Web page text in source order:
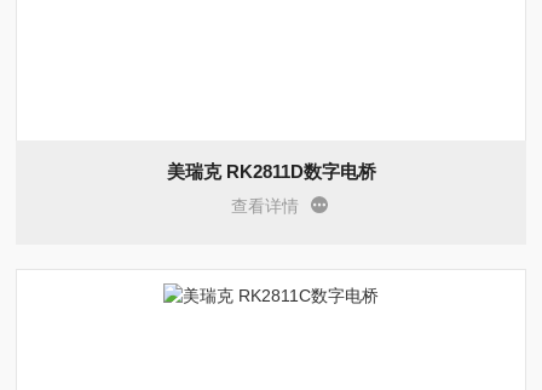
美瑞克 RK2811D数字电桥
查看详情